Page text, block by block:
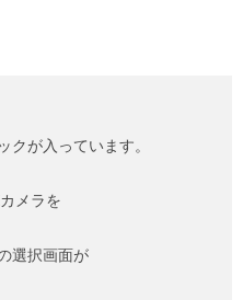
クが入っています。
メラを
選択画面が